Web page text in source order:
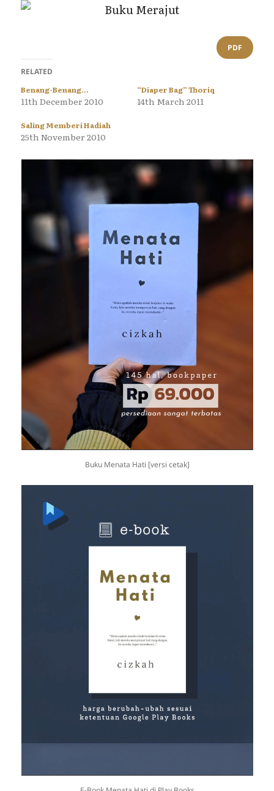
PDF
RELATED
Benang-Benang…
11th December 2010
“Diaper Bag” Thoriq
14th March 2011
Saling Memberi Hadiah
25th November 2010
Buku Menata Hati [versi cetak]